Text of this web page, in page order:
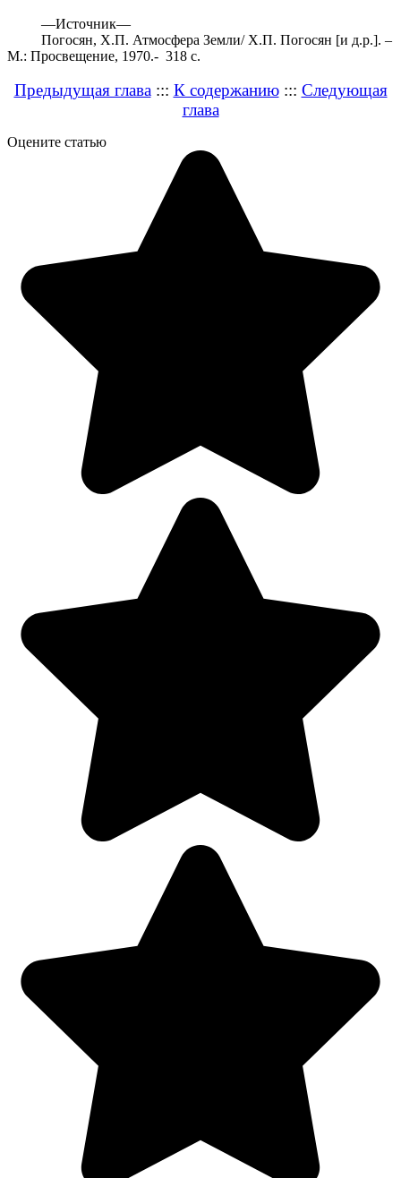
—Источник—
Погосян, Х.П. Атмосфера Земли/ Х.П. Погосян [и д.р.]. –
М.: Просвещение, 1970.- 318 с.
Предыдущая глава::: К содержанию::: Следующая
глава
Оцените статью